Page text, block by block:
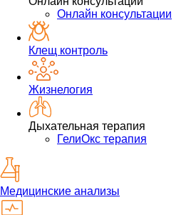
Онлайн консультации
Клещ контроль
Жизнелогия
Дыхательная терапия
ГелиОкс терапия
Медицинские анализы